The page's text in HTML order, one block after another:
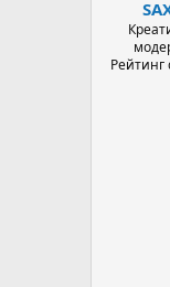
Рейтинг